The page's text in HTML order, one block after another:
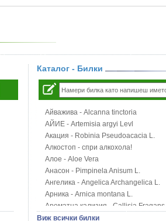
Каталог - Билки
Айважива - Alcanna tinctoria
АЙИЕ - Artemisia argyi Levl
Акация - Robinia Pseudoacacia L.
Алкостоп - спри алкохола!
Алое - Aloe Vera
Анасон - Pimpinela Anisum L.
Ангелика - Angelica Archangelica L.
Арника - Arnica montana L.
Ароматна кализия - Callisia Fragans
Арония - Sorbus melanocorpa
Виж всички билки